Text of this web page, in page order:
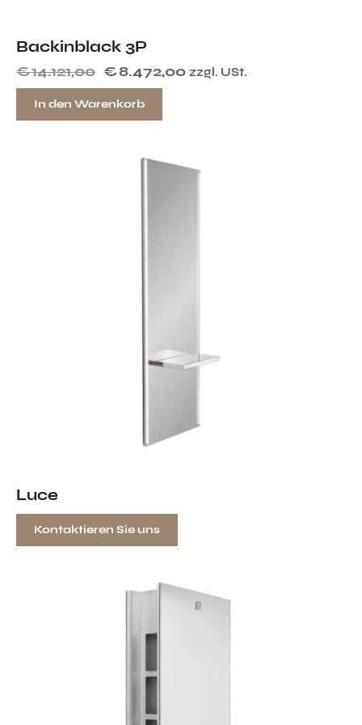
Backinblack 3P
€14.121,00 €8.472,00 zzgl. USt.
In den Warenkorb
Luce
Kontaktieren Sie uns